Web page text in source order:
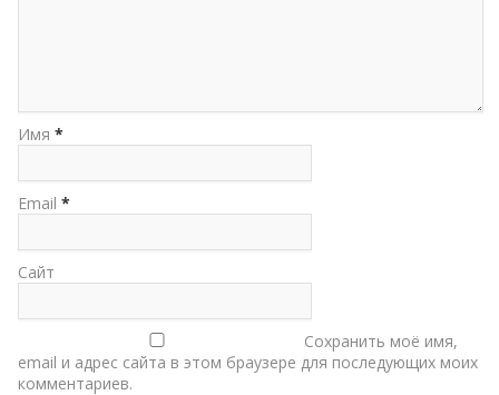
Имя *
Email *
Сайт
Сохранить моё имя,
email и адрес сайта в этом браузере для последующих моих
комментариев.